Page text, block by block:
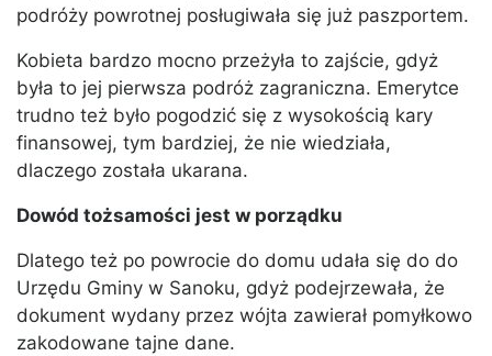
podróży powrotnej posługiwała się już paszportem.
Kobieta bardzo mocno przeżyła to zajście, gdyż
była to jej pierwsza podróż zagraniczna. Emerytce
trudno też było pogodzić się z wysokością kary
finansowej, tym bardziej, że nie wiedziała,
dlaczego została ukarana.
Dowód tożsamości jest w porządku
Dlatego też po powrocie do domu udała się do do
Urzędu Gminy w Sanoku, gdyż podejrzewała, że
dokument wydany przez wójta zawierał pomyłkowo
zakodowane tajne dane.